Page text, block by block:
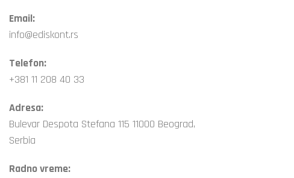
Email:
info@ediskont.rs
Telefon:
+381 11 208 40 33
Adresa:
Bulevar Despota Stefana 115 11000 Beograd,
Serbia
Radno vreme: